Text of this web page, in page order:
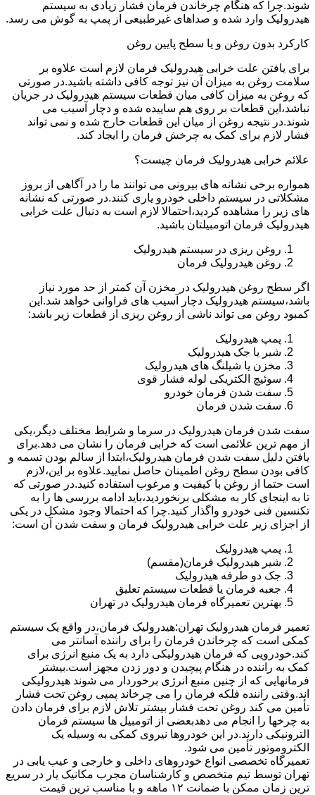
شوند.چرا که هنگام چرخاندن فرمان فشار زیادی به سیستم
هیدرولیک وارد شده و صداهای غیرطبیعی از پمپ به گوش می رسد.
کارکرد بدون روغن و یا سطح پایین روغن
برای یافتن علت خرابی هیدرولیک فرمان لازم است علاوه بر
سلامت روغن به میزان آن نیز توجه کافی داشته باشید.در صورتی
که روغن به میزان کافی میان قطعات سیستم هیدرولیک در جریان
نباشد،این قطعات بر روی هم ساییده شده و دچار آسیب می
شوند.در نتیجه روغن از میان این قطعات خارج شده و نمی تواند
فشار لازم برای کمک به چرخش فرمان را ایجاد کند.
علائم خرابی هیدرولیک فرمان چیست؟
همواره برخی نشانه های بیرونی می توانند ما را در آگاهی از بروز
مشکلاتی در سیستم داخلی خودرو یاری کنند.در صورتی که نشانه
های زیر را مشاهده کردید،احتمالا لازم است به دنبال علت خرابی
هیدرولیک فرمان اتومبیلتان باشید.
روغن ریزی در سیستم هیدرولیک
روغن هیدرولیک فرمان
اگر سطح روغن هیدرولیک در مخزن آن کمتر از حد مورد نیاز
باشد،سیستم هیدرولیک دچار آسیب های فراوانی خواهد شد.این
کمبود روغن می تواند ناشی از روغن ریزی از قطعات زیر باشد:
پمپ هیدرولیک
شیر یا جک هیدرولیک
مخزن یا شیلنگ های هیدرولیک
سوئیچ الکتریکی لوله فشار قوی
سفت شدن فرمان خودرو
سفت شدن فرمان
سفت شدن فرمان هیدرولیک در سرما و شرایط مختلف دیگر،یکی
از مهم ترین علائمی است که خرابی فرمان را نشان می دهد.برای
یافتن دلیل سفت شدن فرمان هیدرولیک،ابتدا از سالم بودن تسمه و
کافی بودن سطح روغن اطمینان حاصل نمایید.علاوه بر این،لازم
است حتما از روغن با کیفیت و مرغوب استفاده کنید.در صورتی که
تا به اینجای کار به مشکلی برنخوردید،باید ادامه بررسی ها را به
تکنسین فنی خودرو واگذار کنید.چرا که احتمالا وجود مشکل در یکی
از اجزای زیر علت خرابی هیدرولیک فرمان و سفت شدن آن است:
پمپ هیدرولیک
شیر هیدرولیک فرمان(مقسم)
جک دو طرفه هیدرولیک
جعبه فرمان یا قطعات سیستم تعلیق
بهترین تعمیرگاه فرمان هیدرولیک در تهران
تعمیر فرمان هیدرولیک تهران:هیدرولیک فرمان،در واقع یک سیستم
کمکی است که چرخاندن فرمان را برای راننده آسانتر می
کند.خودرویی که فرمان هیدرولیکی دارد به یک منبع انرژی برای
کمک به راننده در هنگام پیچیدن و دور زدن مجهز است.بیشتر
فرمانهایی که از چنین منبع انرژی برخوردار می شوند هیدرولیکی
اند.وقتی راننده فلکه فرمان را می چرخاند پمپی روغن تحت فشار
تأمین می کند روغن تحت فشار بیشتر تلاش لازم برای فرمان دادن
به چرخها را انجام می دهدبعضی از اتومبیل ها سیستم فرمان
الترونیکی دارند.در این خودروها نیروی کمکی به وسیله یک
الکتروموتور تأمین می شود.
تعمیرگاه تخصصی انواع خودروهای داخلی و خارجی و عیب یابی در
تهران توسط تیم متخصص و کارشناسان مجرب مکانیک یار در سریع
ترین زمان ممکن با ضمانت ۱۲ ماهه و با مناسب ترین قیمت